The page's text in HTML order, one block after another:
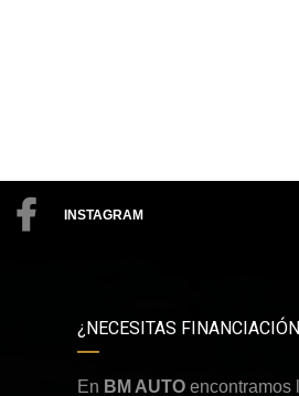
INSTAGRAM
¿NECESITAS
En BM AUTO encontramos